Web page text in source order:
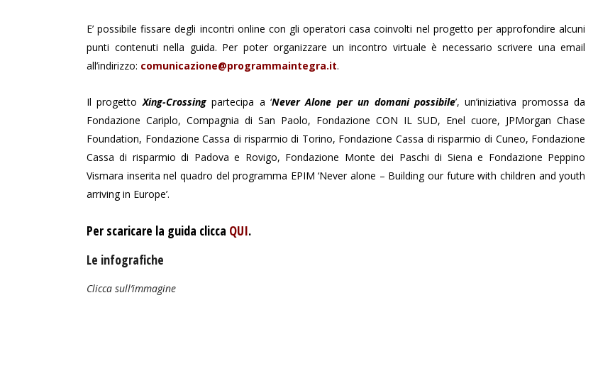
E’ possibile fissare degli incontri online con gli operatori casa coinvolti nel progetto per approfondire alcuni
punti contenuti nella guida. Per poter organizzare un incontro virtuale è necessario scrivere una email
all’indirizzo: comunicazione@programmaintegra.it.
Il progettoXing-Crossingpartecipa a ‘Never Alone per un domani possibile’, un’iniziativa promossa da
Fondazione Cariplo, Compagnia di San Paolo, Fondazione CON IL SUD, Enel cuore, JPMorgan Chase
Foundation, Fondazione Cassa di risparmio di Torino, Fondazione Cassa di risparmio di Cuneo, Fondazione
Cassa di risparmio di Padova e Rovigo, Fondazione Monte dei Paschi di Siena e Fondazione Peppino
Vismara inserita nel quadro del programma EPIM ‘Never alone – Building our future with children and youth
arriving in Europe’.
Per scaricare la guida clicca QUI.
Le infografiche
Clicca sull’immagine